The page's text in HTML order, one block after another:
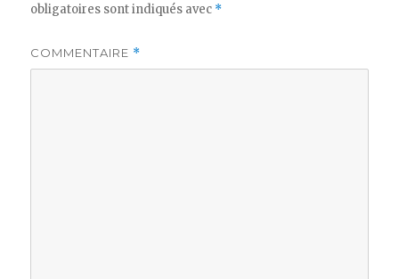
obligatoires sont indiqués avec *
COMMENTAIRE *